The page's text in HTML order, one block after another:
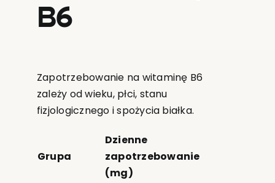
B6
Zapotrzebowanie na witaminę B6
zależy od wieku, płci, stanu
fizjologicznego i spożycia białka.
Grupa
Dzienne
zapotrzebowanie
(mg)